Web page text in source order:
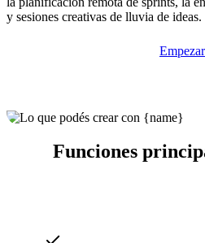
y sesiones creativas de lluvia de ideas.
Empezar
Funciones